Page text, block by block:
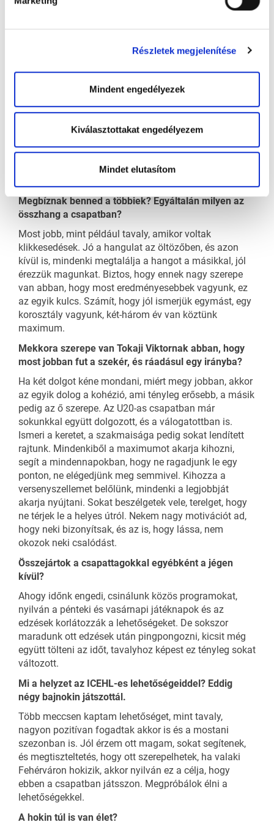
Részletek megjelenítése
Mindent engedélyezek
Kiválasztottakat engedélyezem
Mindet elutasítom
miskolci meccs fizikálisan, érzelmileg és mentálisan is
Többször is a te gólod döntött el egy-egy meccset,
ilyen kiélezett szituációkat, amikor elő lehet lépni
főszereplővé?
Abszolút, szeretem is, meg ezt is várják el tőlem,
játékosok, mert ilyenkor ők döntenek. Egyszer
szeretnék én is ilyen játékossá válni, akire számíthat a
Megbíznak benned a többiek? Egyáltalán milyen az
összhang a csapatban?
Most jobb, mint például tavaly, amikor voltak
klikkesedések. Jó a hangulat az öltözőben, és azon
kívül is, mindenki megtalálja a hangot a másikkal, jól
érezzük magunkat. Biztos, hogy ennek nagy szerepe
van abban, hogy most eredményesebbek vagyunk, ez
az egyik kulcs. Számít, hogy jól ismerjük egymást, egy
korosztály vagyunk, két-három év van köztünk
maximum.
Mekkora szerepe van Tokaji Viktornak abban, hogy
most jobban fut a szekér, és ráadásul egy irányba?
Ha két dolgot kéne mondani, miért megy jobban, akkor
az egyik dolog a kohézió, ami tényleg erősebb, a másik
pedig az ő szerepe. Az U20-as csapatban már
sokunkkal együtt dolgozott, és a válogatottban is.
Ismeri a keretet, a szakmaisága pedig sokat lendített
rajtunk. Mindenkiből a maximumot akarja kihozni,
segít a mindennapokban, hogy ne ragadjunk le egy
ponton, ne elégedjünk meg semmivel. Kihozza a
versenyszellemet belőlünk, mindenki a legjobbját
akarja nyújtani. Sokat beszélgetek vele, terelget, hogy
ne térjek le a helyes útról. Nekem nagy motivációt ad,
hogy neki bizonyítsak, és az is, hogy lássa, nem
okozok neki csalódást.
Összejártok a csapattagokkal egyébként a jégen
kívül?
Ahogy időnk engedi, csinálunk közös programokat,
nyilván a pénteki és vasárnapi játéknapok és az
edzések korlátozzák a lehetőségeket. De sokszor
maradunk ott edzések után pingpongozni, kicsit még
együtt tölteni az időt, tavalyhoz képest ez tényleg sokat
változott.
Mi a helyzet az ICEHL-es lehetőségeiddel? Eddig
négy bajnokin játszottál.
Több meccsen kaptam lehetőséget, mint tavaly,
nagyon pozitívan fogadtak akkor is és a mostani
szezonban is. Jól érzem ott magam, sokat segítenek,
és megtiszteltetés, hogy ott szerepelhetek, ha valaki
Fehérváron hokizik, akkor nyilván ez a célja, hogy
ebben a csapatban játsszon. Megpróbálok élni a
lehetőségekkel.
A hokin túl is van élet?